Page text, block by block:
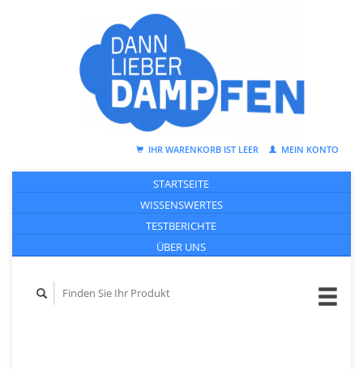
IHR WARENKORB IST LEER MEIN KONTO
STARTSEITE
WISSENSWERTES
TESTBERICHTE
ÜBER UNS